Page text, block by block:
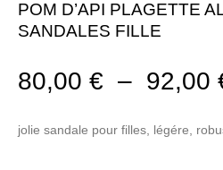
POM D’API PLAGETTE
SANDALES FILLE
80,00€ – 92,00
jolie sandale pour filles, légére,